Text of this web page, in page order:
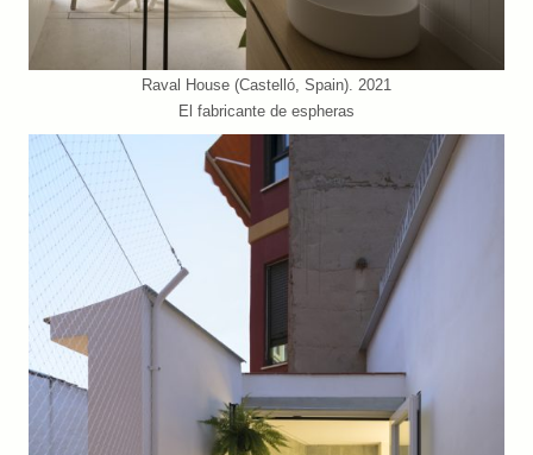
Raval House (Castelló, Spain). 2021
El fabricante de espheras